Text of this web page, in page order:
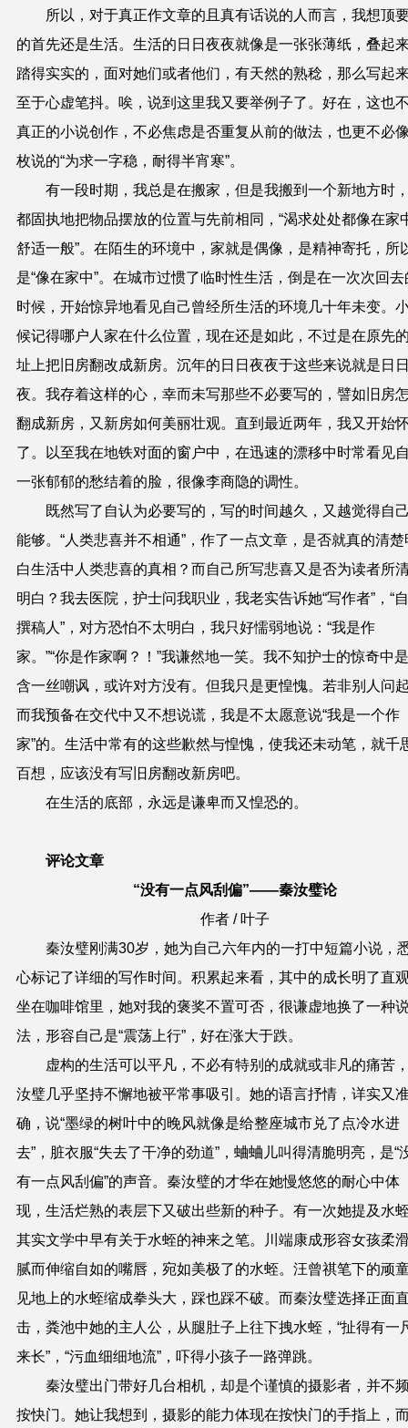
所以，对于真正作文章的且真有话说的人而言，我想顶
的首先还是生活。生活的日日夜夜就像是一张张薄纸，叠起
踏得实实的，面对她们或者他们，有天然的熟稔，那么写起
至于心虚笔抖。唉，说到这里我又要举例子了。好在，这也
真正的小说创作，不必焦虑是否重复从前的做法，也更不必
枚说的“为求一字稳，耐得半宵寒”。
有一段时期，我总是在搬家，但是我搬到一个新地方时
都固执地把物品摆放的位置与先前相同，“渴求处处都像在家
舒适一般”。在陌生的环境中，家就是偶像，是精神寄托，所
是“像在家中”。在城市过惯了临时性生活，倒是在一次次回去
时候，开始惊异地看见自己曾经所生活的环境几十年未变。
候记得哪户人家在什么位置，现在还是如此，不过是在原先
址上把旧房翻改成新房。沉年的日日夜夜于这些来说就是日
夜。我存着这样的心，幸而未写那些不必要写的，譬如旧房
翻成新房，又新房如何美丽壮观。直到最近两年，我又开始
了。以至我在地铁对面的窗户中，在迅速的漂移中时常看见
一张郁郁的愁结着的脸，很像李商隐的调性。
既然写了自认为必要写的，写的时间越久，又越觉得自
能够。“人类悲喜并不相通”，作了一点文章，是否就真的清楚
白生活中人类悲喜的真相？而自己所写悲喜又是否为读者所
明白？我去医院，护士问我职业，我老实告诉她“写作者”，“
撰稿人”，对方恐怕不太明白，我只好懦弱地说：“我是作
家。”“你是作家啊？！”我谦然地一笑。我不知护士的惊奇中
含一丝嘲讽，或许对方没有。但我只是更惶愧。若非别人问
而我预备在交代中又不想说谎，我是不太愿意说“我是一个作
家”的。生活中常有的这些歉然与惶愧，使我还未动笔，就千
百想，应该没有写旧房翻改新房吧。
在生活的底部，永远是谦卑而又惶恐的。
评论文章
“没有一点风刮偏”——秦汝璧论
作者 / 叶子
秦汝璧刚满30岁，她为自己六年内的一打中短篇小说，
心标记了详细的写作时间。积累起来看，其中的成长明了直
坐在咖啡馆里，她对我的褒奖不置可否，很谦虚地换了一种
法，形容自己是“震荡上行”，好在涨大于跌。
虚构的生活可以平凡，不必有特别的成就或非凡的痛苦
汝璧几乎坚持不懈地被平常事吸引。她的语言抒情，详实又
确，说“墨绿的树叶中的晚风就像是给整座城市兑了点冷水进
去”，脏衣服“失去了干净的劲道”，蛐蛐儿叫得清脆明亮，是“
有一点风刮偏”的声音。秦汝璧的才华在她慢悠悠的耐心中体
现，生活烂熟的表层下又破出些新的种子。有一次她提及水
其实文学中早有关于水蛭的神来之笔。川端康成形容女孩柔
腻而伸缩自如的嘴唇，宛如美极了的水蛭。汪曾祺笔下的顽
见地上的水蛭缩成拳头大，踩也踩不破。而秦汝璧选择正面
击，粪池中她的主人公，从腿肚子上往下拽水蛭，“扯得有一
来长”，“污血细细地流”，吓得小孩子一路弹跳。
秦汝璧出门带好几台相机，却是个谨慎的摄影者，并不
按快门。她让我想到，摄影的能力体现在按快门的手指上，